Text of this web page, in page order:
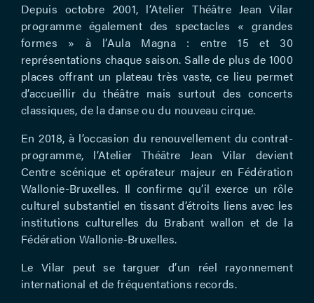
Depuis octobre 2001, l’Atelier Théâtre Jean Vilar
programme également des spectacles « grandes
formes » à l’Aula Magna : entre 15 et 30
représentations chaque saison. Salle de plus de 1000
places offrant un plateau très vaste, ce lieu permet
d’accueillir du théâtre mais surtout des concerts
classiques, de la danse ou du nouveau cirque.
En 2018, à l’occasion du renouvellement du contrat-
programme, l’Atelier Théâtre Jean Vilar devient
Centre scénique et opérateur majeur en Fédération
Wallonie-Bruxelles. Il confirme qu’il exerce un rôle
culturel substantiel en tissant d’étroits liens avec les
institutions culturelles du Brabant wallon et de la
Fédération Wallonie-Bruxelles.
Le Vilar peut se targuer d’un réel rayonnement
international et de fréquentations records.